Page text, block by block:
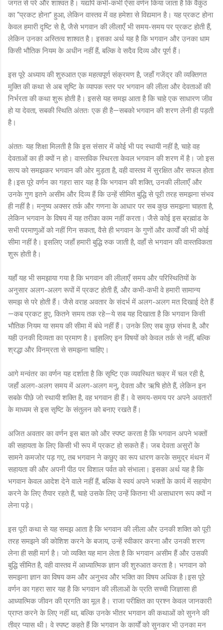
जगत से परे और शाश्वत है। यद्यपि कभी-कभी ऐसा वर्णन किया जाता है कि वैकुंठ
का “प्रकट होना” हुआ, लेकिन वास्तव में वह हमेशा से विद्यमान है। यह प्रकट होना
केवल हमारी दृष्टि से है, जैसे भगवान की लीलाएँ भी समय-समय पर प्रकट होती हैं,
लेकिन उनका अस्तित्व शाश्वत है। इसका अर्थ यह है कि भगवान और उनका धाम
किसी भौतिक नियम के अधीन नहीं हैं, बल्कि वे सदैव दिव्य और पूर्ण हैं।
इस पूरे अध्याय की शुरुआत एक महत्वपूर्ण संक्रमण है, जहाँ गजेंद्र की व्यक्तिगत
मुक्ति की कथा से अब सृष्टि के व्यापक स्तर पर भगवान की लीला और देवताओं की
निर्भरता की कथा शुरू होती है। इससे यह समझ आता है कि चाहे एक साधारण जीव
हो या देवता, सबकी स्थिति अंततः एक ही है—सबको भगवान की शरण लेनी ही पड़ती
है।
अंततः यह शिक्षा मिलती है कि इस संसार में कोई भी पद स्थायी नहीं है, चाहे वह
देवताओं का ही क्यों न हो। वास्तविक स्थिरता केवल भगवान की शरण में है। जो इस
सत्य को समझकर भगवान की ओर मुड़ता है, वही वास्तव में सुरक्षित और सफल होता
है।इस पूरे वर्णन का गहरा सार यह है कि भगवान की शक्ति, उनकी लीलाएँ और
उनके गुण इतने असीम और दिव्य हैं कि उन्हें सीमित बुद्धि से पूरी तरह समझना संभव
ही नहीं है। मनुष्य अक्सर तर्क और गणना के आधार पर सब कुछ समझना चाहता है,
लेकिन भगवान के विषय में यह तरीका काम नहीं करता। जैसे कोई इस ब्रह्मांड के
सभी परमाणुओं को नहीं गिन सकता, वैसे ही भगवान के गुणों और कार्यों की भी कोई
सीमा नहीं है। इसलिए जहाँ हमारी बुद्धि रुक जाती है, वहाँ से भगवान की वास्तविकता
शुरू होती है।
यहाँ यह भी समझाया गया है कि भगवान की लीलाएँ समय और परिस्थितियों के
अनुसार अलग-अलग रूपों में प्रकट होती हैं, और कभी-कभी वे हमारी सामान्य
समझ से परे होती हैं। जैसे वराह अवतार के संदर्भ में अलग-अलग मत दिखाई देते हैं
—कब प्रकट हुए, कितने समय तक रहे—ये सब यह दिखाता है कि भगवान किसी
भौतिक नियम या समय की सीमा में बंधे नहीं हैं। उनके लिए सब कुछ संभव है, और
यही उनकी दिव्यता का प्रमाण है। इसलिए इन विषयों को केवल तर्क से नहीं, बल्कि
श्रद्धा और विनम्रता से समझना चाहिए।
आगे मन्वंतर का वर्णन यह दर्शाता है कि सृष्टि एक व्यवस्थित चक्र में चल रही है,
जहाँ अलग-अलग समय में अलग-अलग मनु, देवता और ऋषि होते हैं, लेकिन इन
सबके पीछे जो स्थायी शक्ति है, वह भगवान ही हैं। वे समय-समय पर अपने अवतारों
के माध्यम से इस सृष्टि के संतुलन को बनाए रखते हैं।
अजित अवतार का वर्णन इस बात को और स्पष्ट करता है कि भगवान अपने भक्तों
की सहायता के लिए किसी भी रूप में प्रकट हो सकते हैं। जब देवता असुरों के
सामने कमजोर पड़ गए, तब भगवान ने कछुए का रूप धारण करके समुद्र मंथन में
सहायता की और अपनी पीठ पर विशाल पर्वत को संभाला। इसका अर्थ यह है कि
भगवान केवल आदेश देने वाले नहीं हैं, बल्कि वे स्वयं अपने भक्तों के कार्य में सहयोग
करने के लिए तैयार रहते हैं, चाहे उसके लिए उन्हें कितना भी असाधारण रूप क्यों न
लेना पड़े।
इस पूरी कथा से यह समझ आता है कि भगवान की लीला और उनकी शक्ति को पूरी
तरह समझने की कोशिश करने के बजाय, उन्हें स्वीकार करना और उनकी शरण
लेना ही सही मार्ग है। जो व्यक्ति यह मान लेता है कि भगवान असीम हैं और उसकी
बुद्धि सीमित है, वही वास्तव में आध्यात्मिक ज्ञान की शुरुआत करता है। भगवान को
समझना ज्ञान का विषय कम और अनुभव और भक्ति का विषय अधिक है।इस पूरे
वर्णन का गहरा सार यह है कि भगवान की लीलाओं के प्रति सच्ची जिज्ञासा ही
आध्यात्मिक जीवन की प्रगति का मूल है। राजा परीक्षित का प्रश्न केवल जानकारी
प्राप्त करने के लिए नहीं था, बल्कि उनके भीतर भगवान की कथाओं को सुनने की
तीव्र प्यास थी। वे स्पष्ट कहते हैं कि भगवान के कार्यों को सुनकर भी उनका मन